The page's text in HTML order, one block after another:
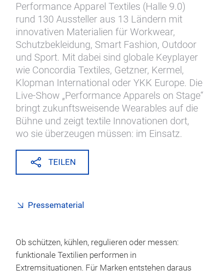
Performance Apparel Textiles (Halle 9.0)
rund 130 Aussteller aus 13 Ländern mit
innovativen Materialien für Workwear,
Schutzbekleidung, Smart Fashion, Outdoor
und Sport. Mit dabei sind globale Keyplayer
wie Concordia Textiles, Getzner, Kermel,
Klopman International oder YKK Europe. Die
Live-Show „Performance Apparels on Stage“
bringt zukunftsweisende Wearables auf die
Bühne und zeigt textile Innovationen dort,
wo sie überzeugen müssen: im Einsatz.
TEILEN
Pressematerial
Ob schützen, kühlen, regulieren oder messen:
funktionale Textilien performen in
Extremsituationen. Für Marken entstehen daraus